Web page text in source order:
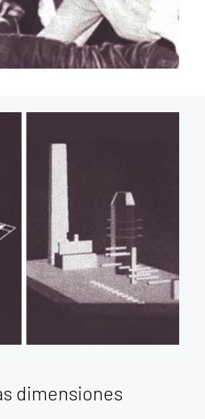
dimensiones